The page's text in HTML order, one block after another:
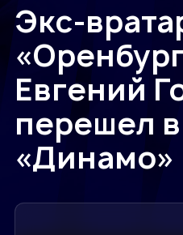
Экс-
Евгений
перешел в
«Динамо»